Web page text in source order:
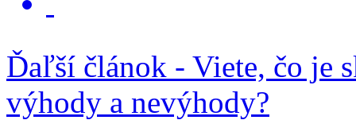
Ďaľší článok - Viete, čo je
výhody a nevýhody?